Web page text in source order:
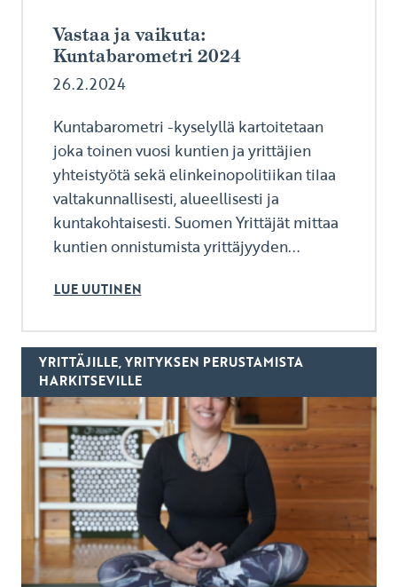
Vastaa ja vaikuta:
Kuntabarometri 2024
26.2.2024
Kuntabarometri -kyselyllä kartoitetaan
joka toinen vuosi kuntien ja yrittäjien
yhteistyötä sekä elinkeinopolitiikan tilaa
valtakunnallisesti, alueellisesti ja
kuntakohtaisesti. Suomen Yrittäjät mittaa
kuntien onnistumista yrittäjyyden...
LUE UUTINEN
YRITTÄJILLE, YRITYKSEN PERUSTAMISTA
HARKITSEVILLE